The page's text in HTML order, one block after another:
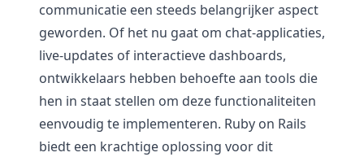
communicatie een steeds belangrijker aspect
geworden. Of het nu gaat om chat-applicaties,
live-updates of interactieve dashboards,
ontwikkelaars hebben behoefte aan tools die
hen in staat stellen om deze functionaliteiten
eenvoudig te implementeren. Ruby on Rails
biedt een krachtige oplossing voor dit